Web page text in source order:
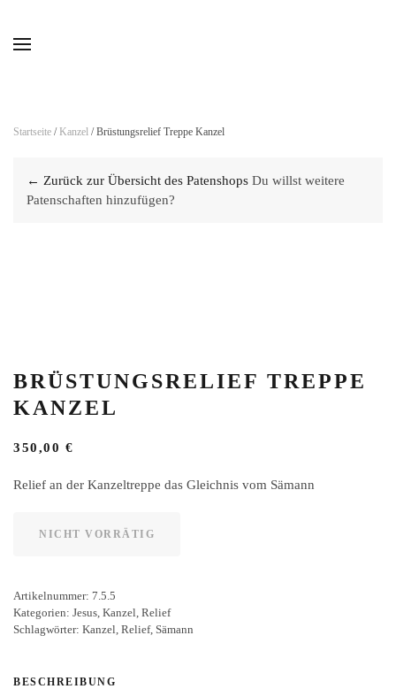
Startseite / Kanzel / Brüstungsrelief Treppe Kanzel
← Zurück zur Übersicht des Patenshops Du willst weitere
Patenschaften hinzufügen?
BRÜSTUNGSRELIEF TREPPE
KANZEL
350,00 €
Relief an der Kanzeltreppe das Gleichnis vom Sämann
NICHT VORRÄTIG
Artikelnummer: 7.5.5
Kategorien: Jesus, Kanzel, Relief
Schlagwörter: Kanzel, Relief, Sämann
BESCHREIBUNG